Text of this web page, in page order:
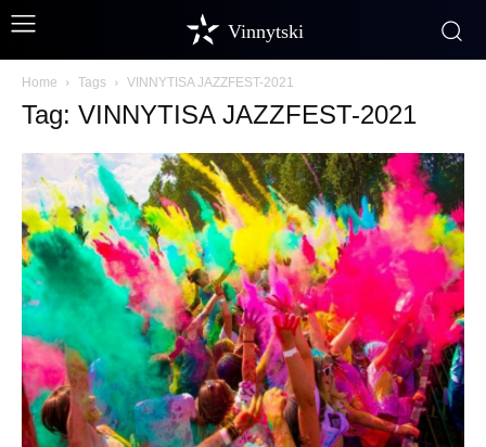
Vinnytski
Home Tags VINNYTISA JAZZFEST-2021
Tag: VINNYTISA JAZZFEST-2021